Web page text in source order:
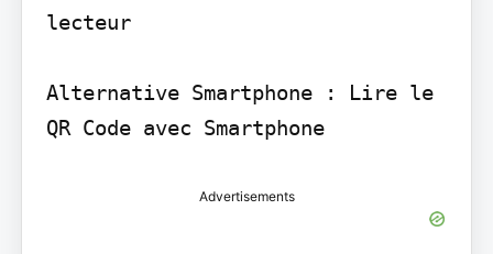
lecteur
Alternative Smartphone : Lire le
QR Code avec Smartphone
Advertisements